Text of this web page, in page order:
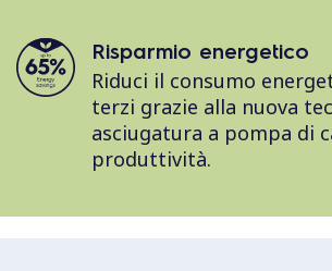
Risparmio energetico
Riduci il consumo
terzi grazie alla nuova
asciugatura a pompa di
produttività.